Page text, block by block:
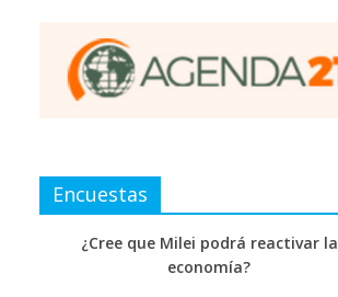
Encuestas
¿Cree que Milei podrá reactivar la
economía?